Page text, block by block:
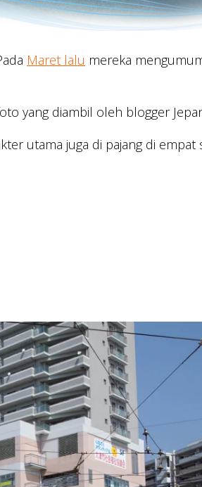
Maret lalu mereka
yang diambil oleh blogger
utama juga di pajang di empat